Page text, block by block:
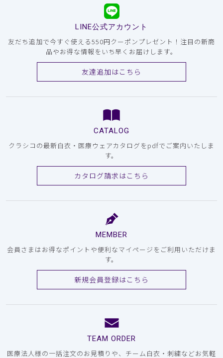
LINE公式アカウント
友だち追加で今すぐ使える550円クーポンプレゼント！注目の新商
品やお得な情報をいち早くお届けします。
友達追加はこちら
CATALOG
クラシコの最新白衣・医療ウェアカタログをpdfでご案内いたしま
す。
カタログ請求はこちら
MEMBER
会員さまはお得なポイントや便利なマイページをご利用いただけま
す。
新規会員登録はこちら
TEAM ORDER
医療法人様の一括注文のお見積りや、チーム白衣・刺繍などお気軽